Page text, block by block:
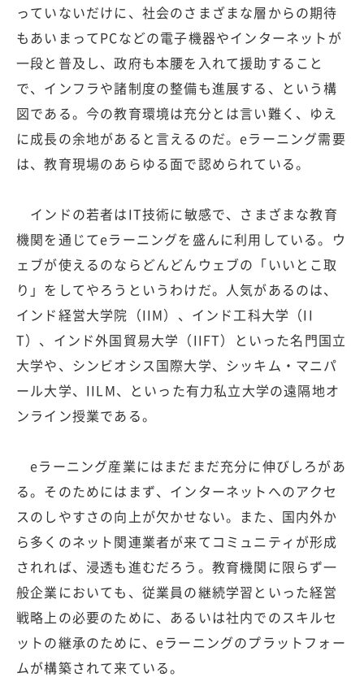
っていないだけに、社会のさまざまな層からの期待
もあいまってPCなどの電子機器やインターネットが
一段と普及し、政府も本腰を入れて援助すること
で、インフラや諸制度の整備も進展する、という構
図である。今の教育環境は充分とは言い難く、ゆえ
に成長の余地があると言えるのだ。eラーニング需要
は、教育現場のあらゆる面で認められている。
インドの若者はIT技術に敏感で、さまざまな教育
機関を通じてeラーニングを盛んに利用している。ウ
ェブが使えるのならどんどんウェブの「いいとこ取
り」をしてやろうというわけだ。人気があるのは、
インド経営大学院（IIM）、インド工科大学（II
T）、インド外国貿易大学（IIFT）といった名門国立
大学や、シンビオシス国際大学、シッキム・マニパ
ール大学、IILM、といった有力私立大学の遠隔地オ
ンライン授業である。
eラーニング産業にはまだまだ充分に伸びしろがあ
る。そのためにはまず、インターネットへのアクセ
スのしやすさの向上が欠かせない。また、国内外か
ら多くのネット関連業者が来てコミュニティが形成
されれば、浸透も進むだろう。教育機関に限らず一
般企業においても、従業員の継続学習といった経営
戦略上の必要のために、あるいは社内でのスキルセ
ットの継承のために、eラーニングのプラットフォー
ムが構築されて来ている。